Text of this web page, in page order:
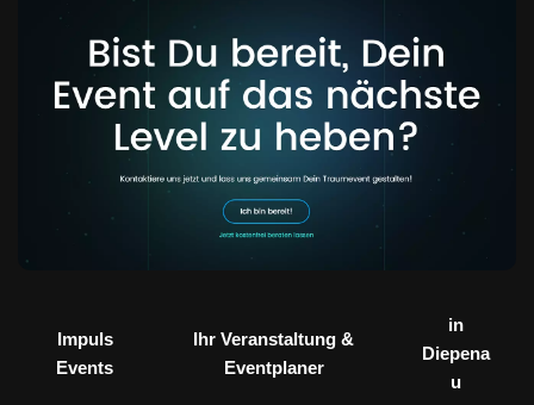
Impuls
Events
Ihr Veranstaltung &
Eventplaner
in
Diepena
u